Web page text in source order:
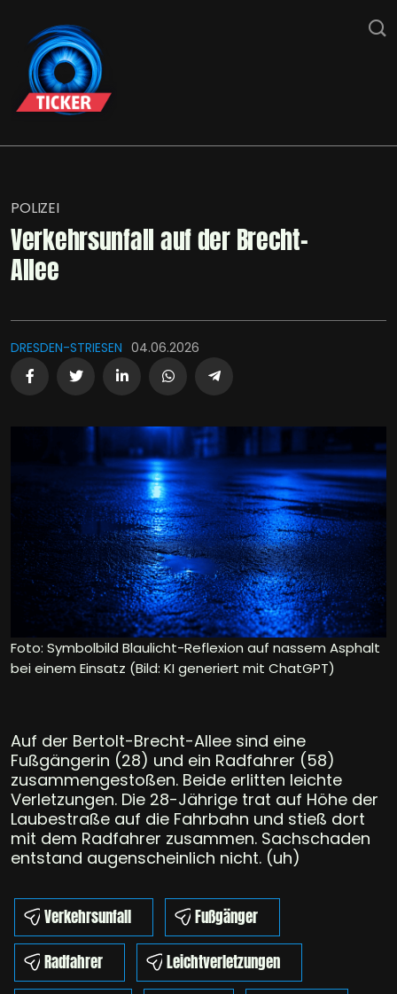
POLIZEI
Verkehrsunfall auf der Brecht-
Allee
DRESDEN-STRIESEN 04.06.2026
Foto: Symbolbild Blaulicht-Reflexion auf nassem Asphalt
bei einem Einsatz (Bild: KI generiert mit ChatGPT)
Auf der Bertolt-Brecht-Allee sind eine
Fußgängerin (28) und ein Radfahrer (58)
zusammengestoßen. Beide erlitten leichte
Verletzungen. Die 28-Jährige trat auf Höhe der
Laubestraße auf die Fahrbahn und stieß dort
mit dem Radfahrer zusammen. Sachschaden
entstand augenscheinlich nicht. (uh)
Verkehrsunfall
Fußgänger
Radfahrer
Leichtverletzungen